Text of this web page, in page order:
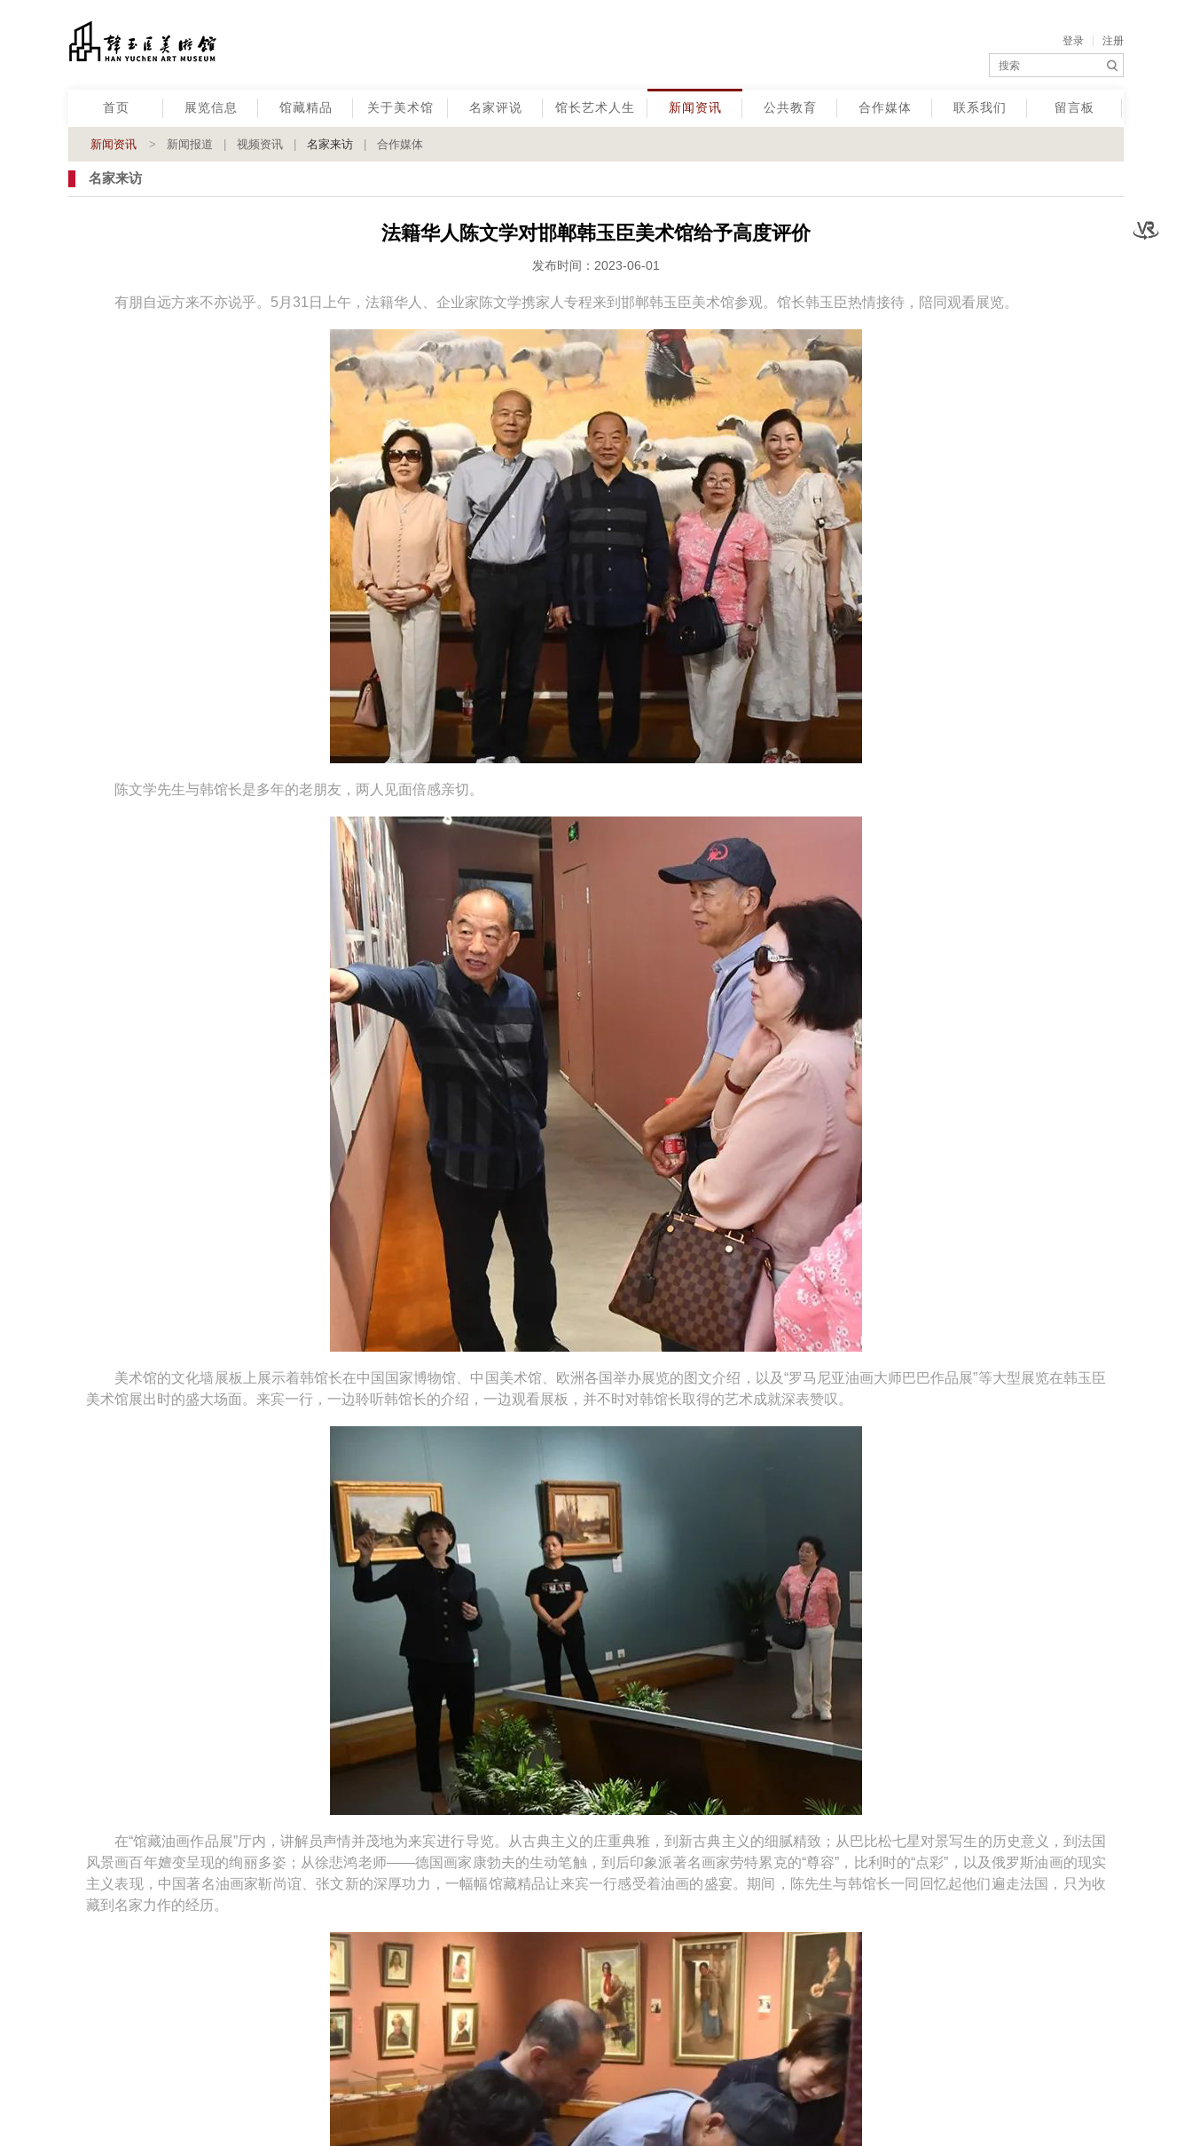
登录 注册
首页 展览信息 馆藏精品 关于美术馆 名家评说 馆长艺术人生 新闻资讯 公共教育 合作媒体 联系我们 留言板
新闻资讯 > 新闻报道 视频资讯 名家来访 合作媒体
名家来访
法籍华人陈文学对邯郸韩玉臣美术馆给予高度评价
发布时间：2023-06-01
有朋自远方来不亦说乎。5月31日上午，法籍华人、企业家陈文学携家人专程来到邯郸韩玉臣美术馆参观。馆长韩玉臣热情接待，陪同观看展览。
陈文学先生与韩馆长是多年的老朋友，两人见面倍感亲切。
美术馆的文化墙展板上展示着韩馆长在中国国家博物馆、中国美术馆、欧洲各国举办展览的图文介绍，以及“罗马尼亚油画大师巴巴作品展”等大型展览在韩玉臣
美术馆展出时的盛大场面。来宾一行，一边聆听韩馆长的介绍，一边观看展板，并不时对韩馆长取得的艺术成就深表赞叹。
在“馆藏油画作品展”厅内，讲解员声情并茂地为来宾进行导览。从古典主义的庄重典雅，到新古典主义的细腻精致；从巴比松七星对景写生的历史意义，到法国
风景画百年嬗变呈现的绚丽多姿；从徐悲鸿老师——德国画家康勃夫的生动笔触，到后印象派著名画家劳特累克的“尊容”，比利时的“点彩”，以及俄罗斯油画的现实
主义表现，中国著名油画家靳尚谊、张文新的深厚功力，一幅幅馆藏精品让来宾一行感受着油画的盛宴。期间，陈先生与韩馆长一同回忆起他们遍走法国，只为收
藏到名家力作的经历。